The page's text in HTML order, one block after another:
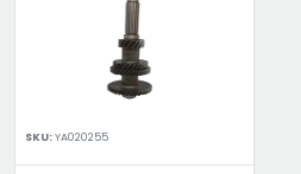
SKU:YA020255